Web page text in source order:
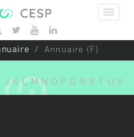
Saisissez vos mots-clés
Annuaire (F)
J K L M N O P Q R S T U V